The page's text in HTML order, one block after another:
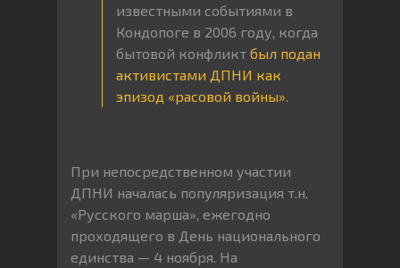
известными событиями в
Кондопоге в 2006 году, когда
бытовой конфликт был подан
активистами ДПНИ как
эпизод «расовой войны»
При непосредственном участии
ДПНИ началась популяризация т.н.
«Русского марша», ежегодно
проходящего в День национального
единства — 4 ноября. На